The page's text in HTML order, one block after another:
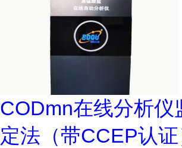
CODmn在线分析仪
定法（带CCEP认